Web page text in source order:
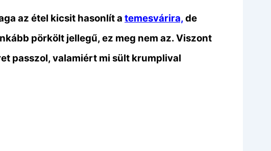
az étel kicsit hasonlít a temesvárira,de
pörkölt jellegű, ez meg nem az. Viszont
passzol, valamiért mi sült krumplival